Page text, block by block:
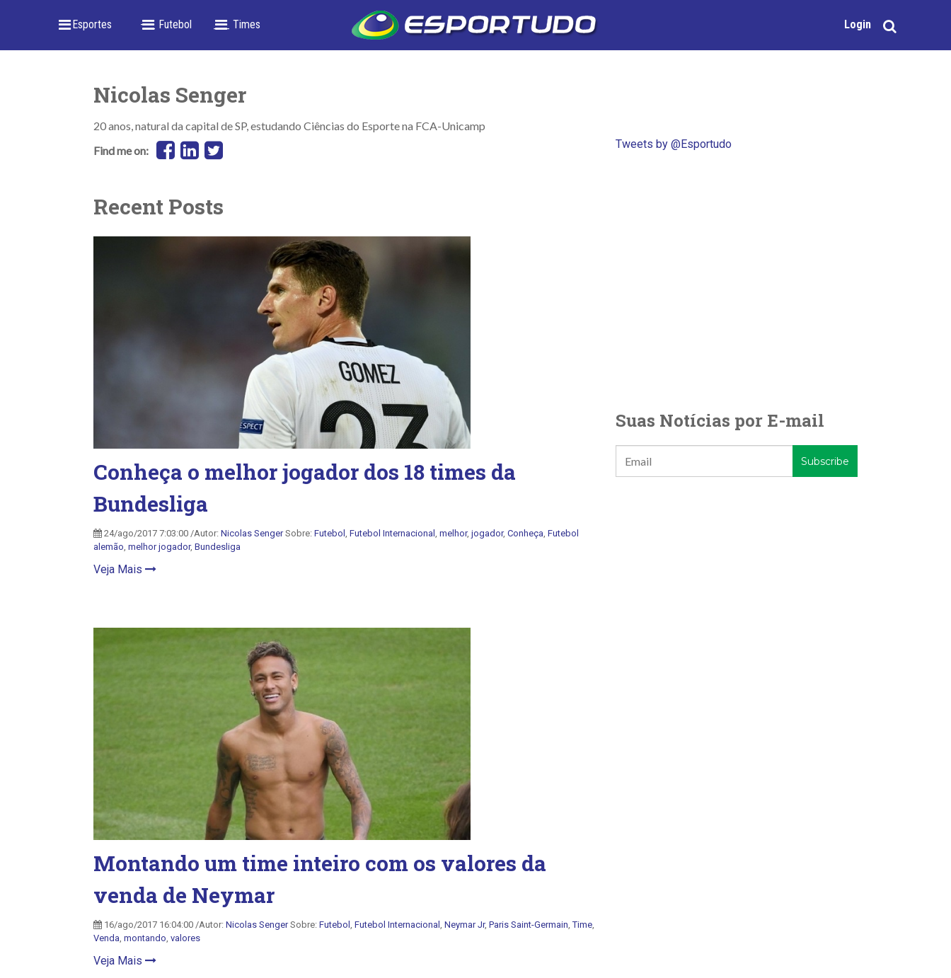
_ Esportes -- _ Futebol ___ Times Login
Nicolas Senger
20 anos, natural da capital de SP, estudando Ciências do Esporte na FCA-Unicamp
Find me on:
Recent Posts
Conheça o melhor jogador dos 18 times da
Bundesliga
24/ago/2017 7:03:00 /Autor: Nicolas SengerSobre: Futebol , Futebol Internacional , melhor, jogador, Conheça, Futebol
alemão, melhor jogador, Bundesliga
Veja Mais
Montando um time inteiro com os valores da
venda de Neymar
16/ago/2017 16:04:00 /Autor: Nicolas SengerSobre: Futebol , Futebol Internacional , Neymar Jr, Paris Saint-Germain,Time,
Venda, montando, valores
Veja Mais
Tweets by @Esportudo
Suas Notícias por E-mail